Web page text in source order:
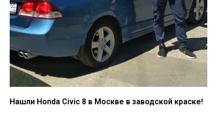
Нашли Honda Civic 8 в Москве в заводской краске!